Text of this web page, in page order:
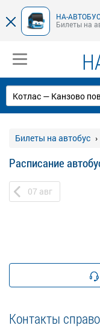
НА-АВТОБУС
Билеты на
Билеты на автобус
Расписание
07 авг
Контакты